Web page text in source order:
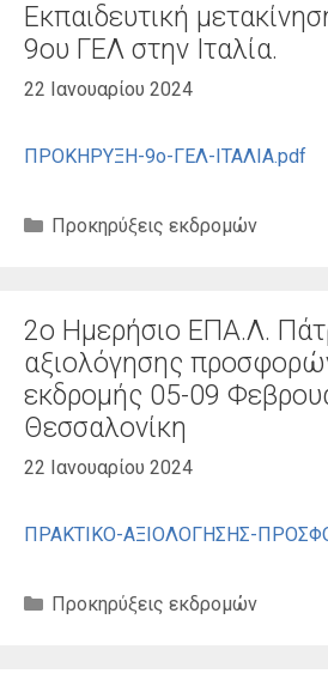
Εκπαιδευτική
9ου ΓΕΛ στην Ιταλία.
22 Ιανουαρίου 2024
ΠΡΟΚΗΡΥΞΗ-9ο-ΓΕΛ-ΙΤΑΛΙΑ.pdf
Κατηγορίες
Προκηρύξεις εκδρομών
2ο Ημερήσιο ΕΠΑ.Λ.
αξιολόγησης
εκδρομής 05-09
Θεσσαλονίκη
22 Ιανουαρίου 2024
ΠΡΑΚΤΙΚΟ-ΑΞΙΟΛΟΓΗΣΗΣ-
Κατηγορίες
Προκηρύξεις εκδρομών